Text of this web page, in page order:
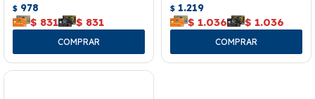
Húmedas
$ 978
$ 831 $ 831
$ 1.219
$ 1.036 $ 1.036